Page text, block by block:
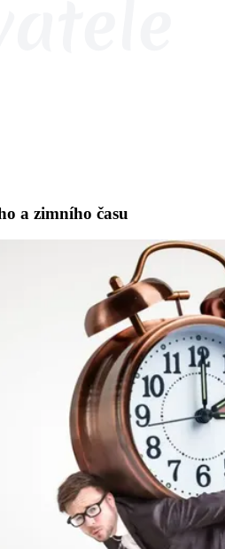
a zimního času